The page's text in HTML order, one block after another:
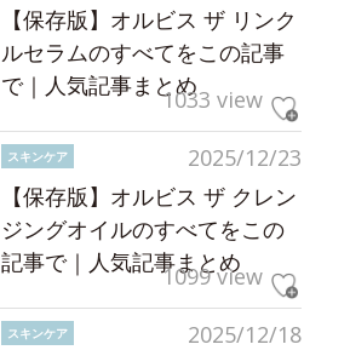
【保存版】オルビス ザ リンク
ルセラムのすべてをこの記事
で｜人気記事まとめ1033 view
2025/12/23
スキンケア
【保存版】オルビス ザ クレン
ジングオイルのすべてをこの
記事で｜人気記事まとめ
1099 view
2025/12/18
スキンケア